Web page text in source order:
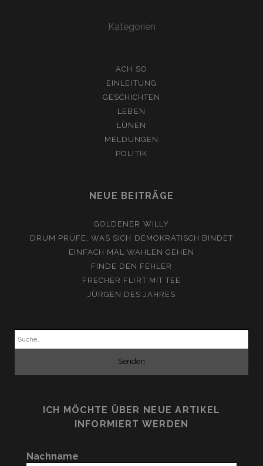
Kategorien
ACH SO
EINLEITUNG
GESCHICHTEN
LEBEN
LÜNEN
MELDUNGEN
POLITIK
NEUE BEITRÄGE
GOLDENER WILLY
DRUM PRÜFE, WAS SICH DEMOKRATISCH BINDET
EINFACH MAL WÄHLEN GEHEN
FINDE DEN FEHLER
FRECHER FLIRT MIT TEE
JÜRGEN DES JAHRES
Suchen
nach:
ICH MÖCHTE ÜBER NEUE ARTIKEL
INFORMIERT WERDEN
Nachname